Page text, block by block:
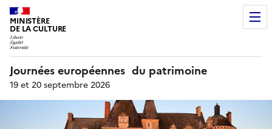
MINISTÈRE
DE LA CULTURE
Journées européennes du patrimoine
19 et 20 septembre 2026